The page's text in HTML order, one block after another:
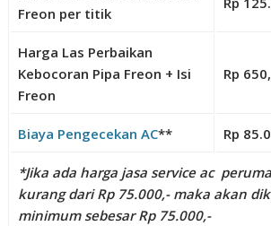
Freon per titik
Harga Las Perbaikan
Kebocoran Pipa Freon + Isi
Freon
Rp
Biaya Pengecekan AC** Rp
*Jika ada harga jasa service ac
kurang dari Rp 75.000,- maka akan
minimum sebesar Rp 75.000,-